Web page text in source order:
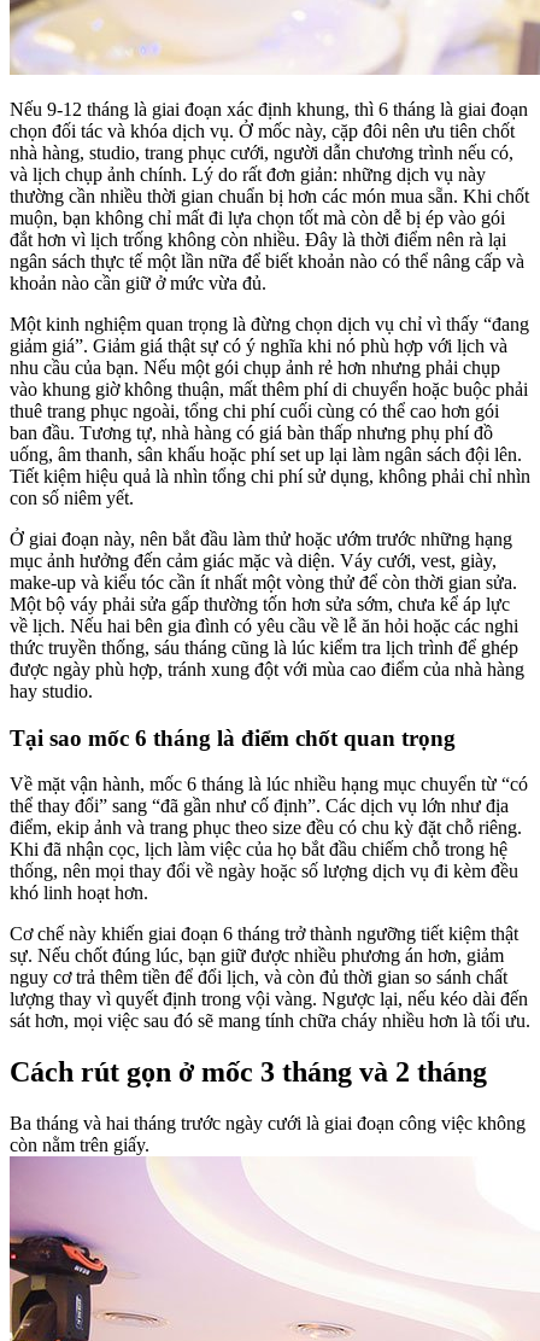
Nếu 9-12 tháng là giai đoạn xác định khung, thì 6 tháng là giai đoạn
chọn đối tác và khóa dịch vụ. Ở mốc này, cặp đôi nên ưu tiên chốt
nhà hàng, studio, trang phục cưới, người dẫn chương trình nếu có,
và lịch chụp ảnh chính. Lý do rất đơn giản: những dịch vụ này
thường cần nhiều thời gian chuẩn bị hơn các món mua sẵn. Khi chốt
muộn, bạn không chỉ mất đi lựa chọn tốt mà còn dễ bị ép vào gói
đắt hơn vì lịch trống không còn nhiều. Đây là thời điểm nên rà lại
ngân sách thực tế một lần nữa để biết khoản nào có thể nâng cấp và
khoản nào cần giữ ở mức vừa đủ.
Một kinh nghiệm quan trọng là đừng chọn dịch vụ chỉ vì thấy “đang
giảm giá”. Giảm giá thật sự có ý nghĩa khi nó phù hợp với lịch và
nhu cầu của bạn. Nếu một gói chụp ảnh rẻ hơn nhưng phải chụp
vào khung giờ không thuận, mất thêm phí di chuyển hoặc buộc phải
thuê trang phục ngoài, tổng chi phí cuối cùng có thể cao hơn gói
ban đầu. Tương tự, nhà hàng có giá bàn thấp nhưng phụ phí đồ
uống, âm thanh, sân khấu hoặc phí set up lại làm ngân sách đội lên.
Tiết kiệm hiệu quả là nhìn tổng chi phí sử dụng, không phải chỉ nhìn
con số niêm yết.
Ở giai đoạn này, nên bắt đầu làm thử hoặc ướm trước những hạng
mục ảnh hưởng đến cảm giác mặc và diện. Váy cưới, vest, giày,
make-up và kiểu tóc cần ít nhất một vòng thử để còn thời gian sửa.
Một bộ váy phải sửa gấp thường tốn hơn sửa sớm, chưa kể áp lực
về lịch. Nếu hai bên gia đình có yêu cầu về lễ ăn hỏi hoặc các nghi
thức truyền thống, sáu tháng cũng là lúc kiểm tra lịch trình để ghép
được ngày phù hợp, tránh xung đột với mùa cao điểm của nhà hàng
hay studio.
Tại sao mốc 6 tháng là điểm chốt quan trọng
Về mặt vận hành, mốc 6 tháng là lúc nhiều hạng mục chuyển từ “có
thể thay đổi” sang “đã gần như cố định”. Các dịch vụ lớn như địa
điểm, ekip ảnh và trang phục theo size đều có chu kỳ đặt chỗ riêng.
Khi đã nhận cọc, lịch làm việc của họ bắt đầu chiếm chỗ trong hệ
thống, nên mọi thay đổi về ngày hoặc số lượng dịch vụ đi kèm đều
khó linh hoạt hơn.
Cơ chế này khiến giai đoạn 6 tháng trở thành ngưỡng tiết kiệm thật
sự. Nếu chốt đúng lúc, bạn giữ được nhiều phương án hơn, giảm
nguy cơ trả thêm tiền để đổi lịch, và còn đủ thời gian so sánh chất
lượng thay vì quyết định trong vội vàng. Ngược lại, nếu kéo dài đến
sát hơn, mọi việc sau đó sẽ mang tính chữa cháy nhiều hơn là tối ưu.
Cách rút gọn ở mốc 3 tháng và 2 tháng
Ba tháng và hai tháng trước ngày cưới là giai đoạn công việc không
còn nằm trên giấy.